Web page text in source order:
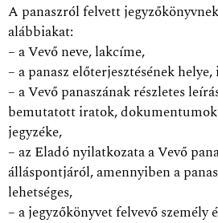
A panaszról felvett
alábbiakat:
– a Vevő neve, lakcíme,
– a panasz előterjesztésének
– a Vevő panaszának részletes
bemutatott iratok,
jegyzéke,
– az Eladó nyilatkozata a Vevő
álláspontjáról, amennyiben a
lehetséges,
– a jegyzőkönyvet felvevő személy